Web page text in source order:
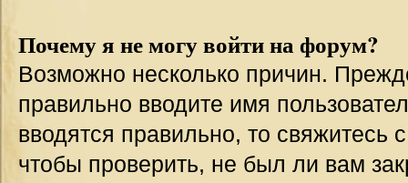
Почему я не могу войти на форум?
Возможно несколько причин.
правильно вводите имя
вводятся правильно, то
чтобы проверить, не был ли вам